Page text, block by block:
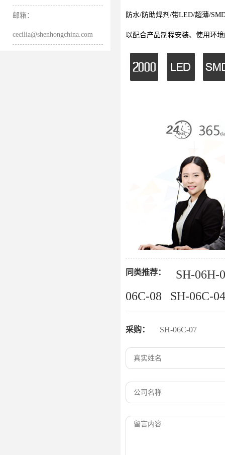
邮箱：
cecilia@shenhongchina.com
防水/防助焊剂/带LED/超薄/
以配合产品制程安装、使用环
同类推荐：
SH-06H-
06C-08
SH-06C-04
采购： SH-06C-07